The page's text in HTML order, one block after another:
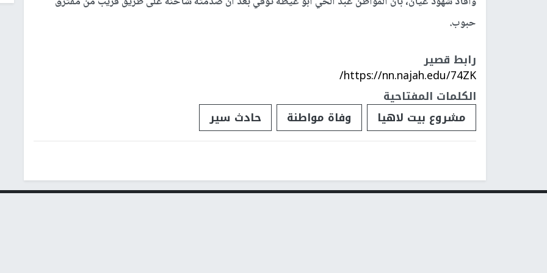
حبوب.
رابط قصير
https://nn.najah.edu/74ZK/
الكلمات المفتاحية
مشروع بيت لاهيا
وفاة مواطنة حادث سير